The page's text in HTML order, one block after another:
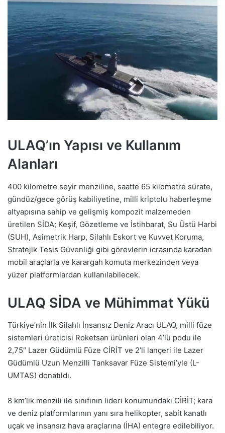
ULAQ’ın Yapısı ve Kullanım
Alanları
400 kilometre seyir menziline, saatte 65 kilometre sürate,
gündüz/gece görüş kabiliyetine, milli kriptolu haberleşme
altyapısına sahip ve gelişmiş kompozit malzemeden
üretilen SİDA; Keşif, Gözetleme ve İstihbarat, Su Üstü Harbi
(SUH), Asimetrik Harp, Silahlı Eskort ve Kuvvet Koruma,
Stratejik Tesis Güvenliği gibi görevlerin icrasında karadan
mobil araçlarla ve karargah komuta merkezinden veya
yüzer platformlardan kullanılabilecek.
ULAQ SİDA ve Mühimmat Yükü
Türkiye’nin İlk Silahlı İnsansız Deniz Aracı ULAQ, milli füze
sistemleri üreticisi Roketsan ürünleri olan 4’lü podu ile
2,75″ Lazer Güdümlü Füze CİRİT ve 2’li lançeri ile Lazer
Güdümlü Uzun Menzilli Tanksavar Füze Sistemi’yle (L-
UMTAS) donatıldı.
8 km’lik menzili ile sınıfının lideri konumundaki CİRİT; kara
ve deniz platformlarının yanı sıra helikopter, sabit kanatlı
uçak ve insansız hava araçlarına (İHA) entegre edilebiliyor.